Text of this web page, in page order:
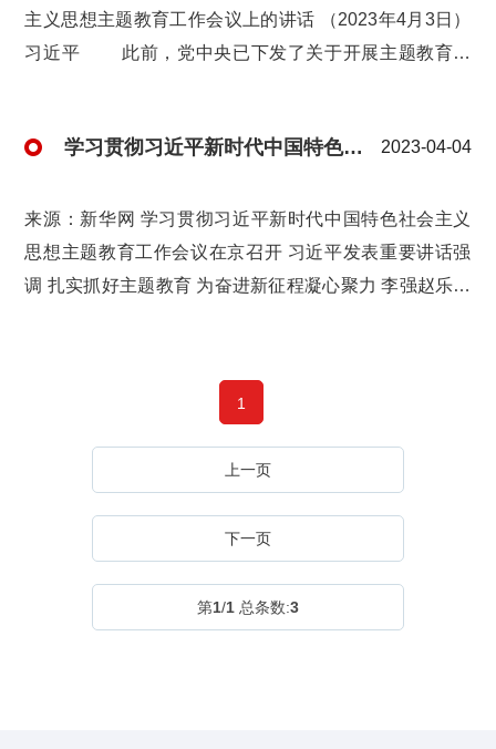
华民族现代文明。 为开好这次座谈会，习近平先后考察
了中国国家版本馆和中国历史研究院。 中共中央政治局
主义思想主题教育工作会议上的讲话 （2023年4月3日）
习近平 此前，党中央已下发了关于开展主题教育的
题教育的重大意义 以县处级以上领导干部为重点在
教育，是贯彻落实党的二十大精神的重大举措，对于统一
全党思想、解决党内存在的突出问题、始终保持党同人民
群众血肉联系、推动党和国家事业发展，具有重要意义。
学习贯彻习近平新时代中国特色社会主义思想主题教育工作会议在京召开 习近平发表重要讲话强调 扎实抓好主题教育 为奋进新征程凝心聚力 2023-04-04
来源：新华网 学习贯彻习近平新时代中国特色社会主义
思想主题教育工作会议在京召开 习近平发表重要讲话强
调 扎实抓好主题教育 为奋进新征程凝心聚力 李强赵乐际
教育工作会议3日在北京召开。中共中央总书记、国家主
席、中央军委主席习近平出席会议并发表重要讲话。他强
调，强国建设、民族复兴的宏伟目标令人鼓舞、催人奋
这次主题教育为契机，加强党的创新理论武装，不断提高
全党马克思主义水平，不断提高党的执政能力和领导水
平，为奋进新征程凝心聚力，踔厉奋发、勇毅前行...
1
上一页
下一页
第1/1 总条数:3